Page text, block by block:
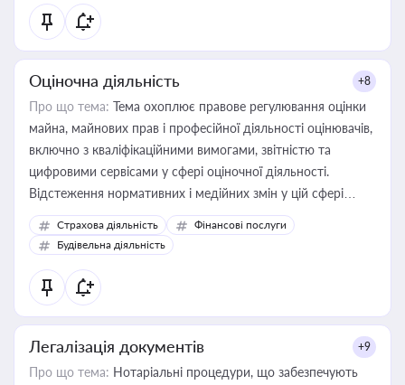
Оціночна діяльність +8
Про що тема: Тема охоплює правове регулювання оцінки
майна, майнових прав і професійної діяльності оцінювачів,
включно з кваліфікаційними вимогами, звітністю та
цифровими сервісами у сфері оціночної діяльності.
Відстеження нормативних і медійних змін у цій сфері
корисне для власника бізнесу, керівника, юриста або
бухгалтера під час оподаткування, приватизації, оренди
державного майна, корпоративних угод і перевірки
статусу суб'єктів оціночної діяльності
Страхова діяльність
Фінансові послуги
Будівельна діяльність
Легалізація документів +9
Про що тема: Нотаріальні процедури, що забезпечують